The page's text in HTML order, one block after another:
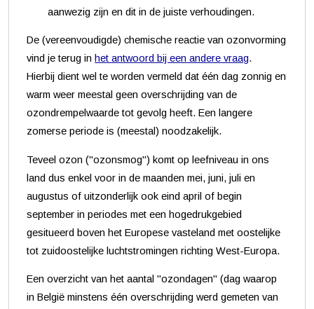
aanwezig zijn en dit in de juiste verhoudingen.
De (vereenvoudigde) chemische reactie van ozonvorming
vind je terug in het antwoord bij een andere vraag.
Hierbij dient wel te worden vermeld dat één dag zonnig en
warm weer meestal geen overschrijding van de
ozondrempelwaarde tot gevolg heeft. Een langere
zomerse periode is (meestal) noodzakelijk.
Teveel ozon ("ozonsmog") komt op leefniveau in ons
land dus enkel voor in de maanden mei, juni, juli en
augustus of uitzonderlijk ook eind april of begin
september in periodes met een hogedrukgebied
gesitueerd boven het Europese vasteland met oostelijke
tot zuidoostelijke luchtstromingen richting West-Europa.
Een overzicht van het aantal "ozondagen" (dag waarop
in België minstens één overschrijding werd gemeten van